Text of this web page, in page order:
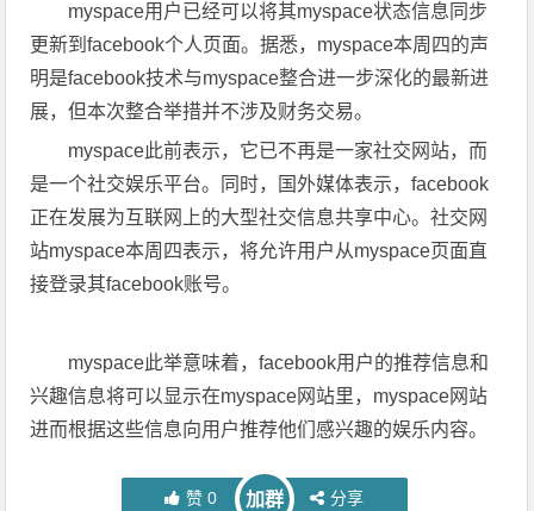
myspace用户已经可以将其myspace状态信息同步
更新到facebook个人页面。据悉，myspace本周四的声
明是facebook技术与myspace整合进一步深化的最新进
展，但本次整合举措并不涉及财务交易。
myspace此前表示，它已不再是一家社交网站，而
是一个社交娱乐平台。同时，国外媒体表示，facebook
正在发展为互联网上的大型社交信息共享中心。社交网
站myspace本周四表示，将允许用户从myspace页面直
接登录其facebook账号。
myspace此举意味着，facebook用户的推荐信息和
兴趣信息将可以显示在myspace网站里，myspace网站
进而根据这些信息向用户推荐他们感兴趣的娱乐内容。
赞 0 加群 分享